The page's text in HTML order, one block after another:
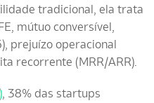
tradicional, ela trata
mútuo conversível,
prejuízo operacional
recorrente (MRR/ARR).
, 38% das startups